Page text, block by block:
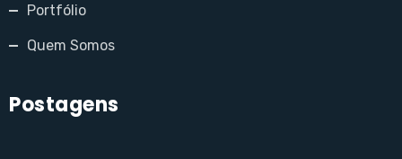
Portfólio
Quem Somos
Postagens